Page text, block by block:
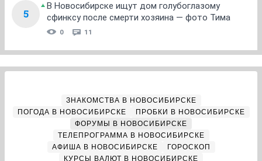
5
В Новосибирске ищут дом голубоглазому
сфинксу после смерти хозяина — фото Тима
0 11
ЗНАКОМСТВА В НОВОСИБИРСКЕ
ПОГОДА В НОВОСИБИРСКЕ
ПРОБКИ В НОВОСИБИРСКЕ
ФОРУМЫ В НОВОСИБИРСКЕ
ТЕЛЕПРОГРАММА В НОВОСИБИРСКЕ
АФИША В НОВОСИБИРСКЕ
ГОРОСКОП
КУРСЫ ВАЛЮТ В НОВОСИБИРСКЕ